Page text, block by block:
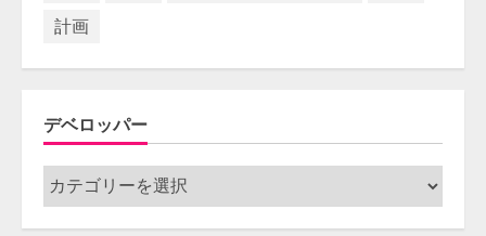
計画
デベロッパー
デ
ベ